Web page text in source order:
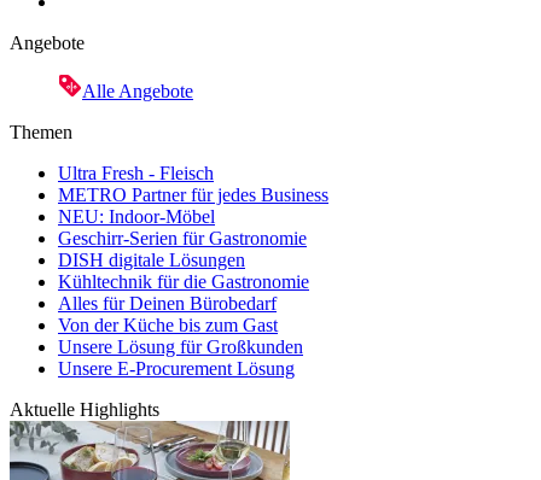
Angebote
Alle Angebote
Themen
Ultra Fresh - Fleisch
METRO Partner für jedes Business
NEU: Indoor-Möbel
Geschirr-Serien für Gastronomie
DISH digitale Lösungen
Kühltechnik für die Gastronomie
Alles für Deinen Bürobedarf
Von der Küche bis zum Gast
Unsere Lösung für Großkunden
Unsere E-Procurement Lösung
Aktuelle Highlights